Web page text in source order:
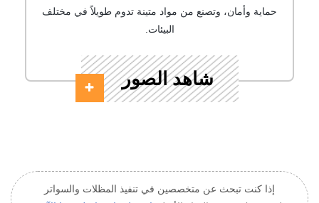
حماية وأمان، وتصنع من مواد متينة تدوم طويلاً في مختلف
البيئات.
شاهد الصور
إذا كنت تبحث عن متخصصين في تنفيذ المظلات والسواتر